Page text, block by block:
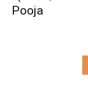
Pooja